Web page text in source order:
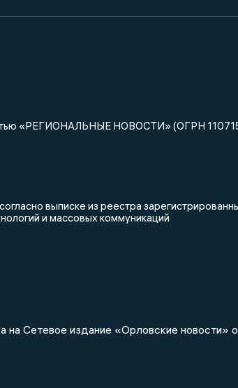
«РЕГИОНАЛЬНЫЕ НОВОСТИ» (ОГРН
выписке из реестра
и массовых коммуникаций
на Сетевое издание «Орловские новости»